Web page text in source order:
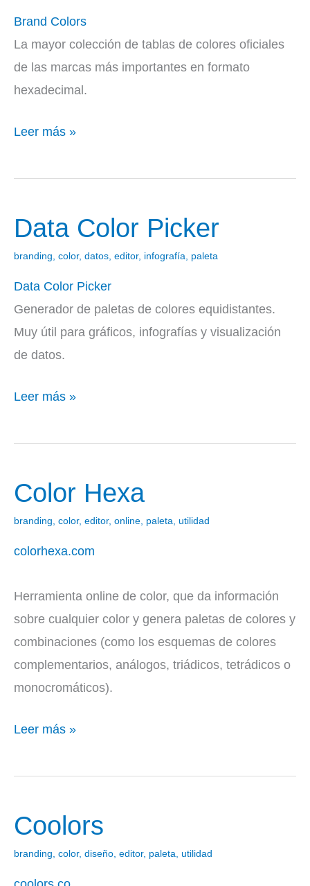
Brand Colors
La mayor colección de tablas de colores oficiales
de las marcas más importantes en formato
hexadecimal.
Leer más »
Data Color Picker
branding, color, datos, editor, infografía, paleta
Data Color Picker
Generador de paletas de colores equidistantes.
Muy útil para gráficos, infografías y visualización
de datos.
Data
Leer más »
Color Hexa
branding, color, editor, online, paleta, utilidad
colorhexa.com
Herramienta online de color, que da información
sobre cualquier color y genera paletas de colores y
combinaciones (como los esquemas de colores
complementarios, análogos, triádicos, tetrádicos o
monocromáticos).
Color
Leer más »
Coolors
branding, color, diseño, editor, paleta, utilidad
Coolors